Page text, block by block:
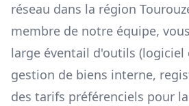
réseau dans la région
membre de notre équipe,
large éventail d'outils
gestion de biens interne,
des tarifs préférenciels pour